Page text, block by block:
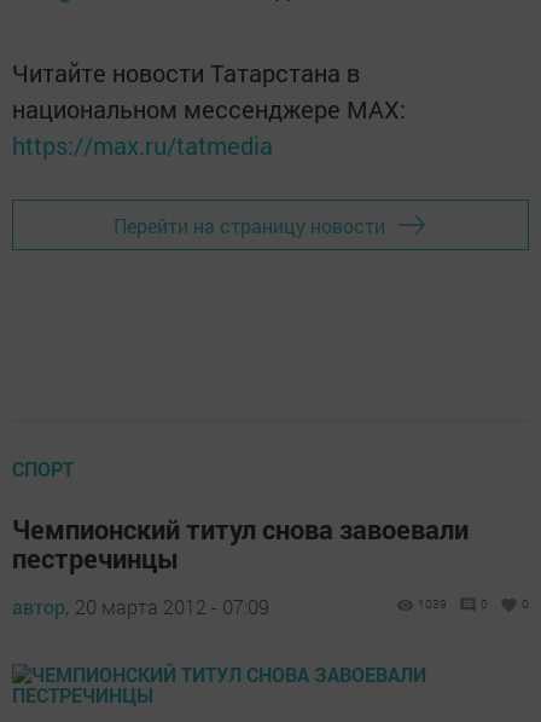
Читайте новости Татарстана в
национальном мессенджере MАХ:
https://max.ru/tatmedia
Перейти на страницу новости
СПОРТ
Чемпионский титул снова завоевали
пестречинцы
автор, 20 марта 2012 - 07:09 1039 0 0